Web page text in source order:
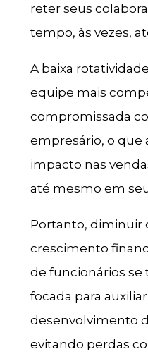
reter seus
tempo, às vezes,
A baixa
equipe mais
compromissada
empresário, o que
impacto nas
até mesmo em
Portanto, diminuir
crescimento
de funcionários se
focada para
desenvolvimento
evitando perdas